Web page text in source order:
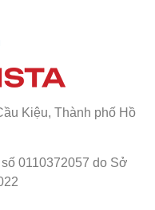
Kiệu, Thành phố Hồ
0110372057 do Sở